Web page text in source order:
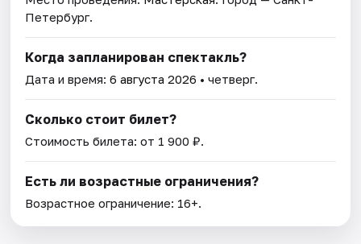
Петербург.
Когда запланирован спектакль?
Дата и время:6 августа 2026 • четверг.
Сколько стоит билет?
Стоимость билета: от 1 900 ₽.
Есть ли возрастные ограничения?
Возрастное ограничение: 16+.